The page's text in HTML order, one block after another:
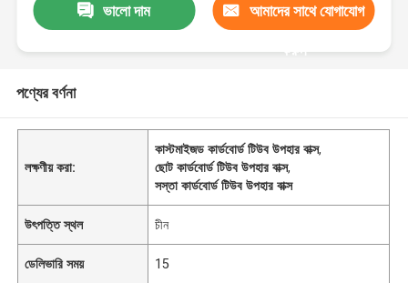
ভালো দাম আমাদের সাথে যোগাযোগ
করুন
পণ্যের বর্ণনা
লক্ষণীয় করা:
কাস্টমাইজড কার্ডবোর্ড টিউব উপহার বাক্স,
ছোট কার্ডবোর্ড টিউব উপহার বাক্স,
সস্তা কার্ডবোর্ড টিউব উপহার বাক্স
উৎপত্তি স্থল চীন
ডেলিভারি সময় 15